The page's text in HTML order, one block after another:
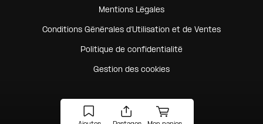
Pied de page secondaire
Mentions Légales
Conditions Générales d'Utilisation et de Ventes
Politique de confidentialité
Gestion des cookies